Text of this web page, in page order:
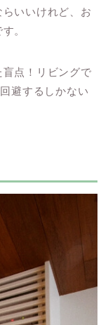
いいけれど、お
。
点！リビングで
避するしかない